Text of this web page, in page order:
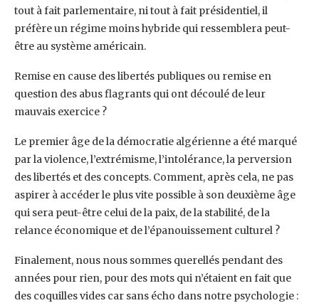
tout à fait parlementaire, ni tout à fait présidentiel, il
préfère un régime moins hybride qui ressemblera peut-
être au système américain.
Remise en cause des libertés publiques ou remise en
question des abus flagrants qui ont découlé de leur
mauvais exercice ?
Le premier âge de la démocratie algérienne a été marqué
par la violence, l’extrémisme, l’intolérance, la perversion
des libertés et des concepts. Comment, après cela, ne pas
aspirer à accéder le plus vite possible à son deuxième âge
qui sera peut-être celui de la paix, de la stabilité, de la
relance économique et de l’épanouissement culturel ?
Finalement, nous nous sommes querellés pendant des
années pour rien, pour des mots qui n’étaient en fait que
des coquilles vides car sans écho dans notre psychologie :